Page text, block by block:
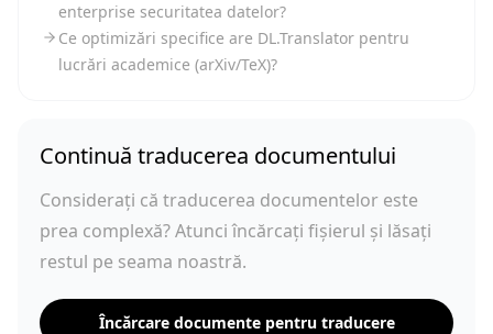
enterprise securitatea datelor?
Ce optimizări specifice are DL.Translator pentru
lucrări academice (arXiv/TeX)?
Continuă traducerea documentului
Considerați că traducerea documentelor este
prea complexă? Atunci încărcați fișierul și lăsați
restul pe seama noastră.
Încărcare documente pentru traducere